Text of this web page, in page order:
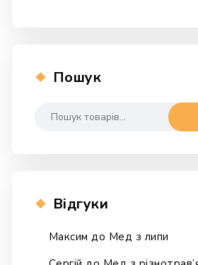
Пошук
Відгуки
Максим до Мед з липи